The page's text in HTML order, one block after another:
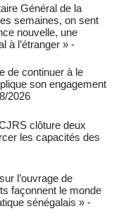
Général de la
semaines, on sent
nouvelle, une
à l’étranger » -
de continuer à le
son engagement
2026
clôture deux
les capacités des
l’ouvrage de
façonnent le monde
sénégalais » -